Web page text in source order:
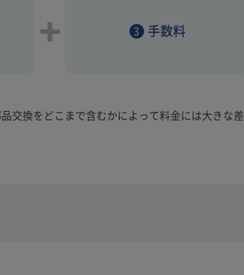
3 手数料
交換をどこまで含むかによって料金には大きな差